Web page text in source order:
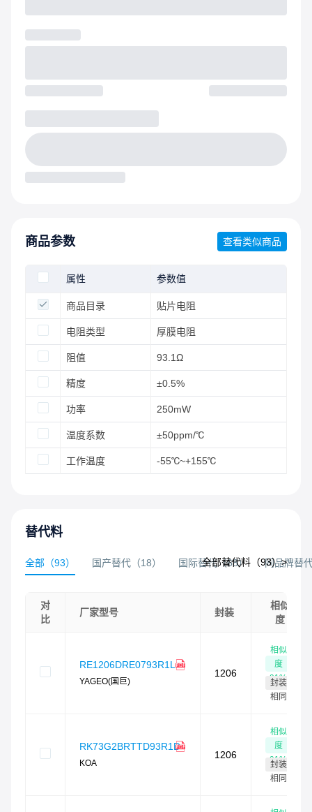
商品参数 查看类似商品
属性 参数值
商品目录 贴片电阻
电阻类型 厚膜电阻
阻值 93.1Ω
精度 ±0.5%
功率 250mW
温度系数 ±50ppm/℃
工作温度 -55℃~+155℃
替代料
全部 （93） 国产替代 （18） 国际替代（68） 同品牌替
全部替代料（93）>
对
比
厂家型号 封装
相似
度
RE1206DRE0793R1L
YAGEO(国巨)
1206
相似
度
91%
封装
相同
RK73G2BRTTD93R1D
KOA
1206
相似
度
91%
封装
相同